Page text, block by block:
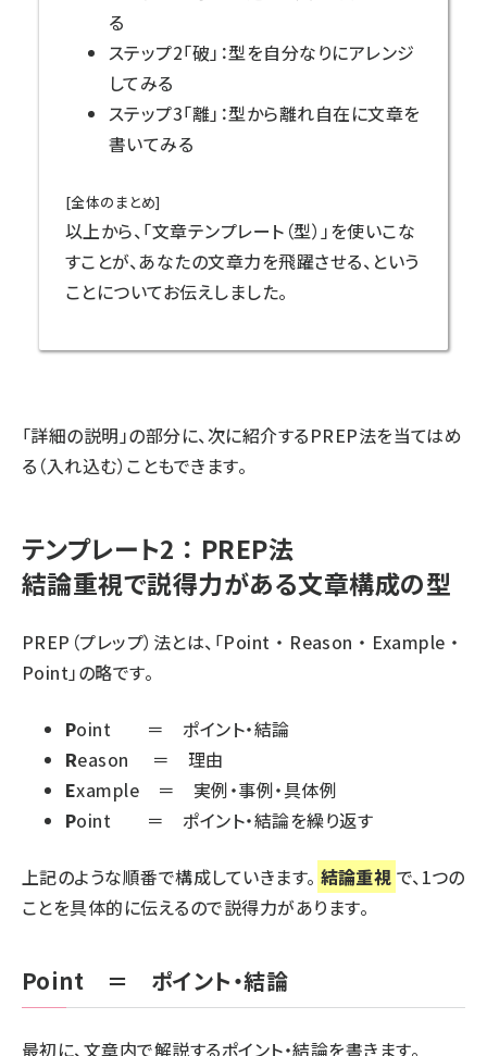
る
ステップ2「破」：型を自分なりにアレンジ
してみる
ステップ3「離」：型から離れ自在に文章を
書いてみる
[全体のまとめ]
以上から、「文章テンプレート（型）」を使いこな
すことが、あなたの文章力を飛躍させる、という
ことについてお伝えしました。
「詳細の説明」の部分に、次に紹介するPREP法を当てはめ
る（入れ込む）こともできます。
テンプレート2 ： PREP法
結論重視で説得力がある文章構成の型
PREP（プレップ）法とは、「Point ・ Reason ・ Example ・
Point」の略です。
Point ＝ ポイント・結論
Reason ＝ 理由
Example ＝ 実例・事例・具体例
Point ＝ ポイント・結論を繰り返す
上記のような順番で構成していきます。 結論重視 で、1つの
ことを具体的に伝えるので説得力があります。
Point ＝ ポイント・結論
最初に、文章内で解説するポイント・結論を書きます。